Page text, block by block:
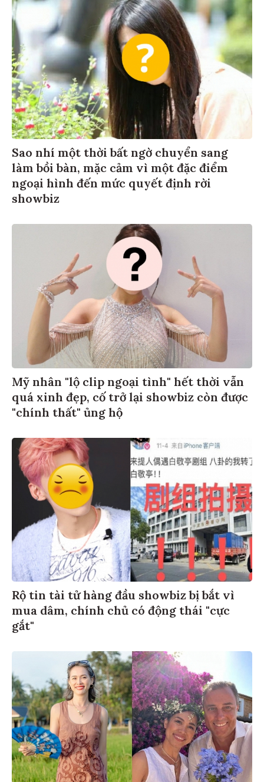
Sao nhí một thời bất ngờ chuyển sang
làm bồi bàn, mặc cảm vì một đặc điểm
ngoại hình đến mức quyết định rời
showbiz
Mỹ nhân "lộ clip ngoại tình" hết thời vẫn
quá xinh đẹp, cố trở lại showbiz còn được
"chính thất" ủng hộ
Rộ tin tài tử hàng đầu showbiz bị bắt vì
mua dâm, chính chủ có động thái "cực
gắt"